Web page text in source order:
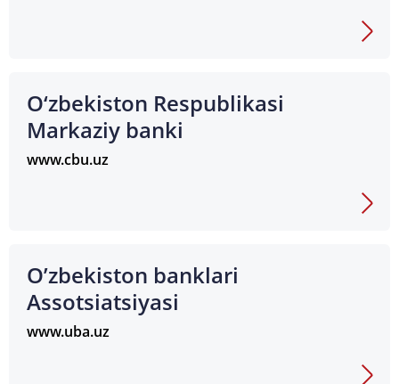
O‘zbekiston Respublikasi
Markaziy banki
www.cbu.uz
O’zbekiston banklari
Assotsiatsiyasi
www.uba.uz